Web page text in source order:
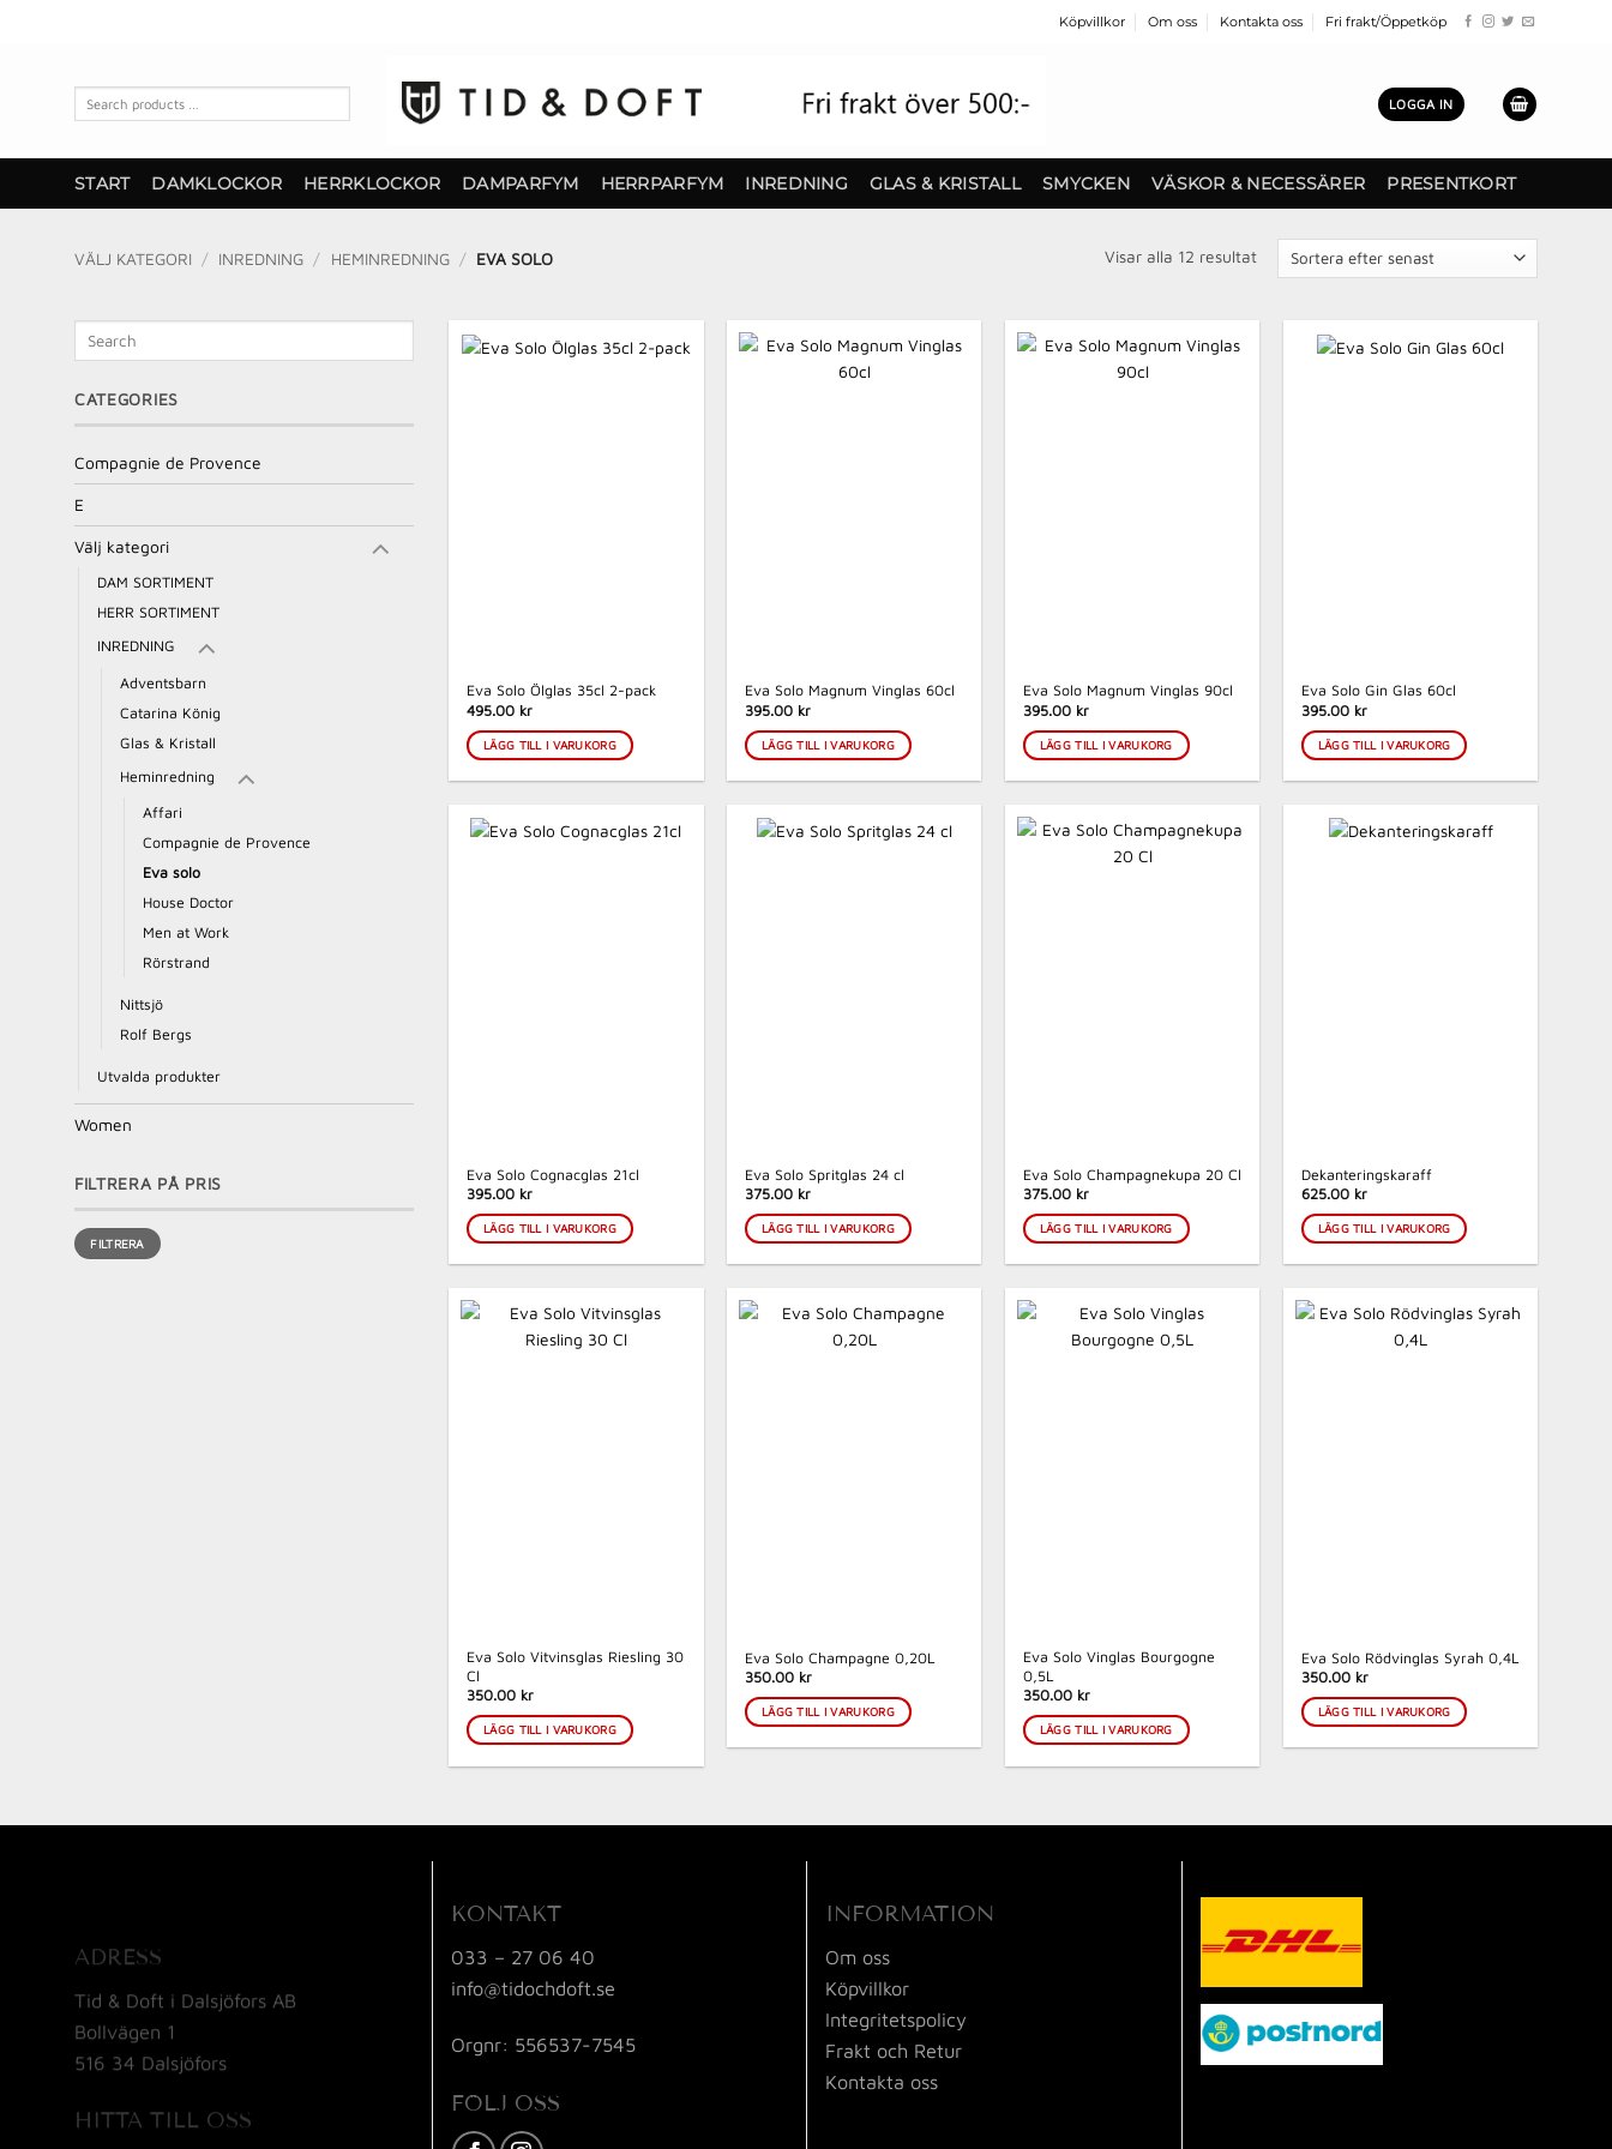
Köpvillkor Om oss Kontakta oss Fri frakt/Öppetköp
LOGGA IN
START DAMKLOCKOR HERRKLOCKOR DAMPARFYM HERRPARFYM INREDNING GLAS & KRISTALL SMYCKEN VÄSKOR & NECESSÄRER PRESENTKORT
VÄLJ KATEGORI / INREDNING / HEMINREDNING / EVA SOLO Visar alla 12 resultatSortera
efter
CATEGORIES
Compagnie de Provence
E
Välj kategori
DAM SORTIMENT
HERR SORTIMENT
INREDNING
Adventsbarn
Catarina König
Glas & Kristall
Heminredning
Affari
Compagnie de Provence
Eva solo
House Doctor
Men at Work
Rörstrand
Nittsjö
Rolf Bergs
Utvalda produkter
Women
FILTRERA PÅ PRIS
Min
pris
Max
prisFILTRERA
Eva Solo Ölglas 35cl 2-pack
495.00 kr
LÄGG TILL I VARUKORG
Eva Solo Magnum Vinglas 60cl
395.00 kr
LÄGG TILL I VARUKORG
Eva Solo Magnum Vinglas 90cl
395.00 kr
LÄGG TILL I VARUKORG
Eva Solo Gin Glas 60cl
395.00 kr
LÄGG TILL I VARUKORG
Eva Solo Cognacglas 21cl
395.00 kr
LÄGG TILL I VARUKORG
Eva Solo Spritglas 24 cl
375.00 kr
LÄGG TILL I VARUKORG
Eva Solo Champagnekupa 20 Cl
375.00 kr
LÄGG TILL I VARUKORG
Dekanteringskaraff
625.00 kr
LÄGG TILL I VARUKORG
Passa på!
Eva Solo Vitvinsglas Riesling 30
Cl
350.00 kr
LÄGG TILL I VARUKORG
Eva Solo Champagne 0,20L
350.00 kr
LÄGG TILL I VARUKORG
Eva Solo Vinglas Bourgogne
0,5L
350.00 kr
LÄGG TILL I VARUKORG
Eva Solo Rödvinglas Syrah 0,4L
350.00 kr
LÄGG TILL I VARUKORG
ADRESS
Tid & Doft i Dalsjöfors AB
Bollvägen 1
516 34 Dalsjöfors
HITTA TILL OSS
KONTAKT
033 – 27 06 40
info@tidochdoft.se
Orgnr: 556537-7545
FÖLJ OSS
INFORMATION
Om oss
Köpvillkor
Integritetspolicy
Frakt och Retur
Kontakta oss